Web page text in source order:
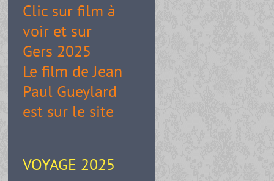
Clic sur film à
voir et sur
Gers 2025
Le film de Jean
Paul Gueylard
est sur le site
VOYAGE 2025